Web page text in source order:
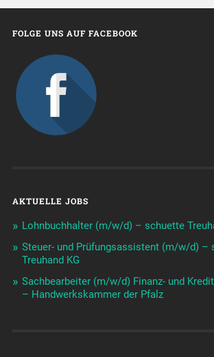
FOLGE UNS AUF FACEBOOK
AKTUELLE JOBS
Lohnbuchhalter (m/w/d) – schuette
Steuer- und Prüfungsassistent (m/w/d) –
Treuhand KG
Sachbearbeiter (m/w/d) Finanz- und
– Handwerkskammer der Pfalz